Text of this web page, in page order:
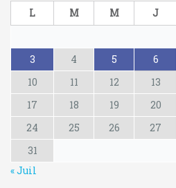
L
M M J
3
4 5 6
10
11 12 13
17
18 19 20
24
25 26 27
31
« Juil